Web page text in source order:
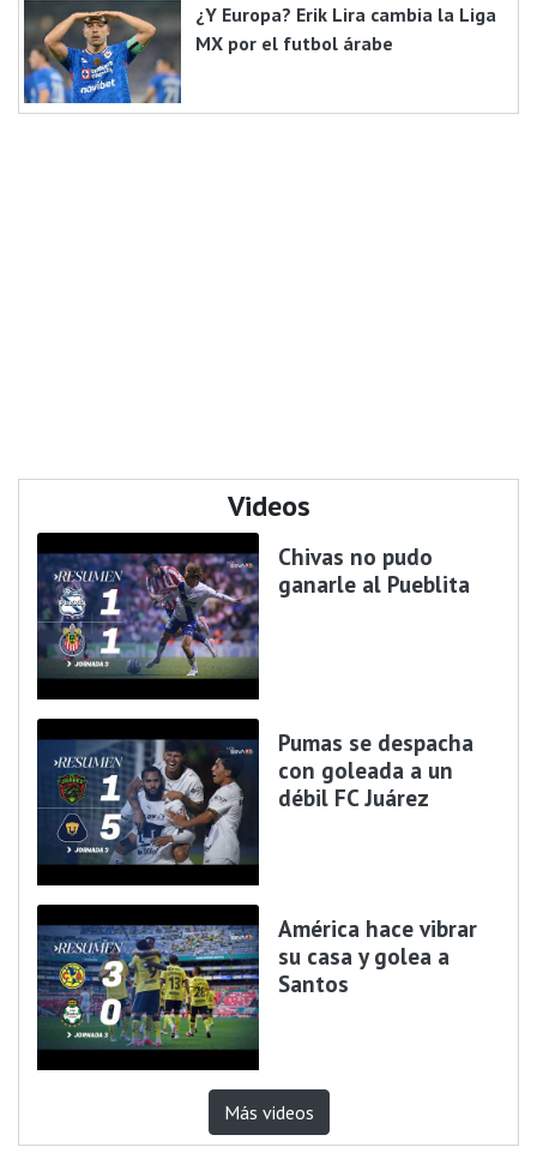
¿Y Europa? Erik Lira cambia la Liga
MX por el futbol árabe
Videos
Chivas no pudo
ganarle al Pueblita
Pumas se despacha
con goleada a un
débil FC Juárez
América hace vibrar
su casa y golea a
Santos
Más videos